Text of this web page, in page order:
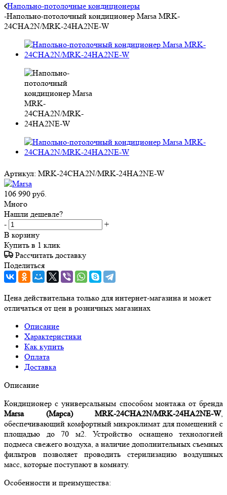
Напольно-потолочные кондиционеры
-Напольно-потолочный кондиционер Marsa MRK-
24СHA2N/MRK-24HA2NE-W
Артикул: MRK-24СHA2N/MRK-24HA2NE-W
106 990 руб.
Много
Нашли дешевле?
-
+
В корзину
Купить в 1 клик
Рассчитать доставку
Поделиться
Цена действительна только для интернет-магазина и может
отличаться от цен в розничных магазинах
Описание
Характеристики
Как купить
Оплата
Доставка
Описание
Кондиционер с универсальным способом монтажа от бренда
Marsa (Марса) MRK-24СHA2N/MRK-24HA2NE-W,
обеспечивающий комфортный микроклимат для помещений с
площадью до 70 м2. Устройство оснащено технологией
подмеса свежего воздуха, а наличие дополнительных съемных
фильтров позволяет проводить стерилизацию воздушных
масс, которые поступают в комнату.
Особенности и преимущества: